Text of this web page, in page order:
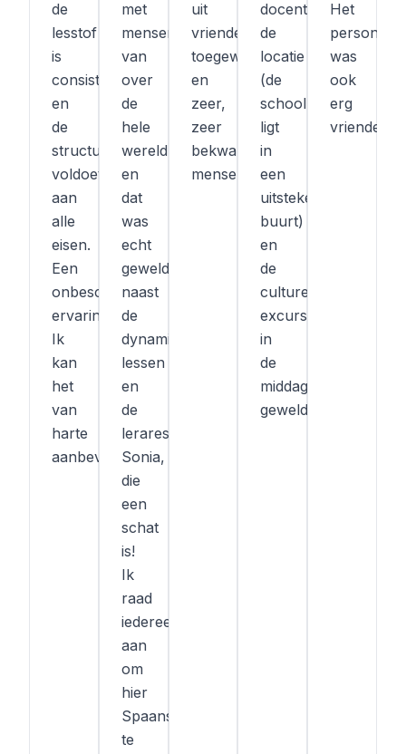
de
lesstof
is
consistent
en
de
structuur
voldoet
aan
alle
eisen.
Een
onbeschrijflijke
ervaring!
Ik
kan
het
van
harte
aanbevelen!
met
mensen
van
over
de
hele
wereld
en
dat
was
echt
geweldig,
naast
de
dynamische
lessen
en
de
lerares
Sonia,
die
een
schat
is!
Ik
raad
iedereen
aan
om
hier
Spaans
te
uit
vriendelijke,
toegewijde
en
zeer,
zeer
bekwame
mensen.
docent,
de
locatie
(de
school
ligt
in
een
uitstekende
buurt)
en
de
culturele
excursies
in
de
middag
geweldig.
Het
personeel
was
ook
erg
vriendelijk.